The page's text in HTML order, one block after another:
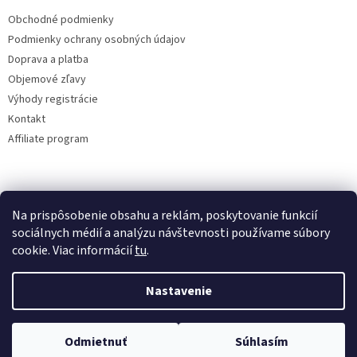
Na prispôsobenie obsahu a reklám, poskytovanie funkcií
sociálnych médií a analýzu návštevnosti používame súbory
cookie. Viac informáciítu.
Nastavenie
Odmietnuť Súhlasím
Obchodné podmienky
Podmienky ochrany osobných údajov
Doprava a platba
Objemové zľavy
Výhody registrácie
Kontakt
Affiliate program
Copyright 2026lacne-dekoracie.sk. Všetky práva vyhradené.
Upraviť nastavenie cookies